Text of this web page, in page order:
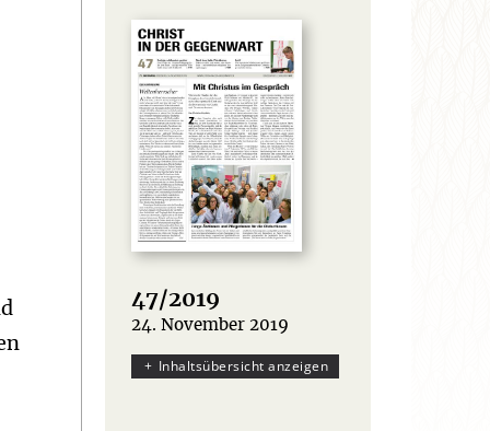
47/2019
:
24. November 2019
Inhaltsübersicht anzeigen